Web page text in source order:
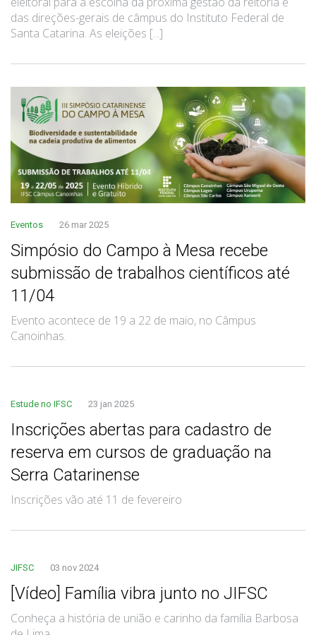
das direções-gerais de câmpus do Instituto Federal de
Santa Catarina. As eleições [...]
Eventos 26 mar 2025
Simpósio do Campo à Mesa recebe
submissão de trabalhos científicos até
11/04
Evento acontece de 19 a 22 de maio, no Câmpus
Canoinhas.
Estude no IFSC 23 jan 2025
Inscrições abertas para cadastro de
reserva em cursos de graduação na
Serra Catarinense
Inscrições vão até 11 de fevereiro
JIFSC 03 nov 2024
[Vídeo] Família vibra junto no JIFSC
Conheça a história de união e carinho da família Barbosa